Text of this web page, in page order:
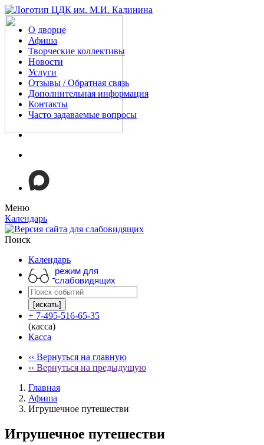
О дворце
Афиша
Творческие коллективы
Новости
Услуги
Отзывы / Обратная связь
Дополнительная информация
Контакты
Часто задаваемые вопросы
Меню
Календарь
Поиск
Календарь
режим для
слабовидящих
[искать]
+ 7-495-516-65-35
(касса)
Касса
‹‹ Вернуться на главную
‹‹ Вернуться на предыдущую
Главная
Афиша
Игрушечное путешестви
Игрушечное путешестви